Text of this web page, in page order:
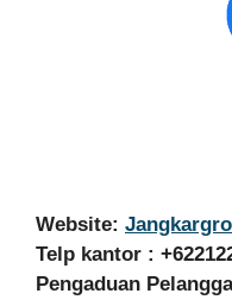
Website:
Telp kantor :
Pengaduan